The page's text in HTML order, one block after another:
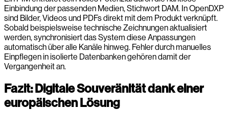
Einbindung der passenden Medien, Stichwort DAM. In OpenDXP
sind Bilder, Videos und PDFs direkt mit dem Produkt verknüpft.
Sobald beispielsweise technische Zeichnungen aktualisiert
werden, synchronisiert das System diese Anpassungen
automatisch über alle Kanäle hinweg. Fehler durch manuelles
Einpflegen in isolierte Datenbanken gehören damit der
Vergangenheit an.
Fazit: Digitale Souveränität dank einer
europäischen Lösung